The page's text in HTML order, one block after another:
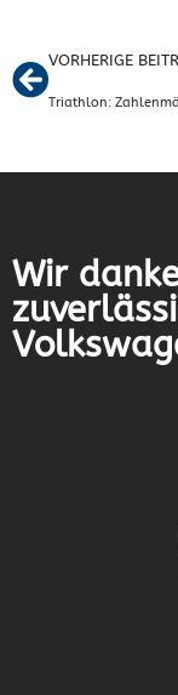
VORHERIGE
Wir